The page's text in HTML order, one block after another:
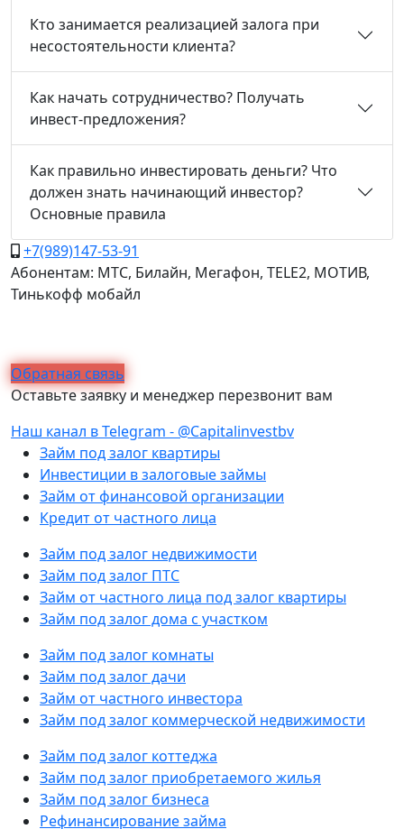
Кто занимается реализацией залога при
несостоятельности клиента?
Как начать сотрудничество? Получать
инвест-предложения?
Как правильно инвестировать деньги? Что
должен знать начинающий инвестор?
Основные правила
+7(989)147-53-91
Абонентам: МТС, Билайн, Мегафон, TELE2, МОТИВ,
Тинькофф мобайл
Обратная связь
Оставьте заявку и менеджер перезвонит вам
Наш канал в Telegram - @Capitalinvestbv
Займ под залог квартиры
Инвестиции в залоговые займы
Займ от финансовой организации
Кредит от частного лица
Займ под залог недвижимости
Займ под залог ПТС
Займ от частного лица под залог квартиры
Займ под залог дома с участком
Займ под залог комнаты
Займ под залог дачи
Займ от частного инвестора
Займ под залог коммерческой недвижимости
Займ под залог коттеджа
Займ под залог приобретаемого жилья
Займ под залог бизнеса
Рефинансирование займа